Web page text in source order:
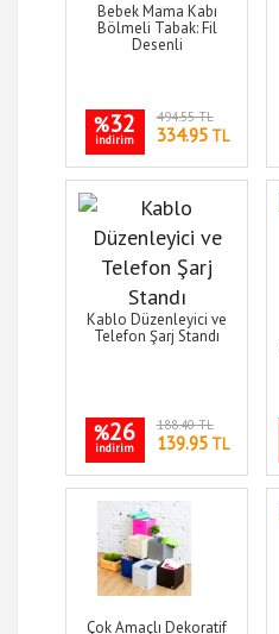
Bebek Mama Kabı
Bölmeli Tabak: Fil
Desenli
%32
indirim
494.55 TL
334.95TL
Kablo Düzenleyici ve
Telefon Şarj Standı
%26
indirim
188.40 TL
139.95TL
Çok Amaçlı Dekoratif